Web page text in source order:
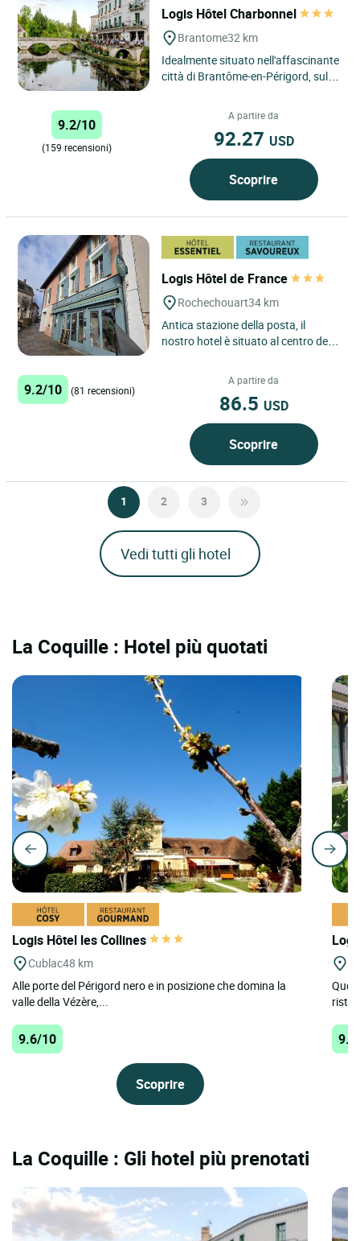
Logis Hôtel Charbonnel
Brantome32 km
Idealmente situato nell'affascinante
città di Brantôme-en-Périgord, sulle
9.2/10
(159 recensioni)
A partire da
92.27 USD
Scoprire
Logis Hôtel de France
Rochechouart34 km
Antica stazione della posta, il
nostro hotel è situato al centro del
9.2/10 (81 recensioni)
A partire da
86.5 USD
Scoprire
1 2 3
Vedi tutti gli hotel
La Coquille : Hotel più quotati
Logis Hôtel les Collines
Cublac48 km
Alle porte del Périgord nero e in posizione che domina la
valle della Vézère,...
9.6/10
Scoprire
La Coquille : Gli hotel più prenotati